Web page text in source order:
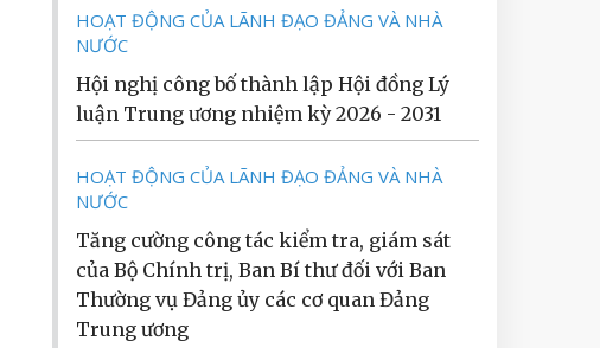
HOẠT ĐỘNG CỦA LÃNH ĐẠO ĐẢNG VÀ NHÀ
NƯỚC
Hội nghị công bố thành lập Hội đồng Lý
luận Trung ương nhiệm kỳ 2026 - 2031
HOẠT ĐỘNG CỦA LÃNH ĐẠO ĐẢNG VÀ NHÀ
NƯỚC
Tăng cường công tác kiểm tra, giám sát
của Bộ Chính trị, Ban Bí thư đối với Ban
Thường vụ Đảng ủy các cơ quan Đảng
Trung ương